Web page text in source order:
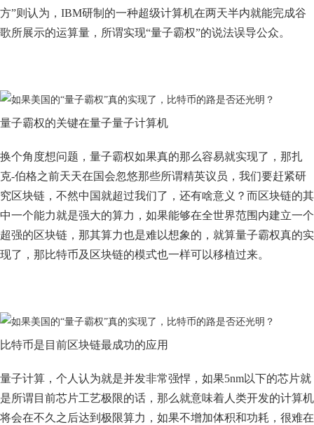
方”则认为，IBM研制的一种超级计算机在两天半内就能完成谷
歌所展示的运算量，所谓实现“量子霸权”的说法误导公众。
量子霸权的关键在量子量子计算机
换个角度想问题，量子霸权如果真的那么容易就实现了，那扎
克-伯格之前天天在国会忽悠那些所谓精英议员，我们要赶紧研
究区块链，不然中国就超过我们了，还有啥意义？而区块链的其
中一个能力就是强大的算力，如果能够在全世界范围内建立一个
超强的区块链，那其算力也是难以想象的，就算量子霸权真的实
现了，那比特币及区块链的模式也一样可以移植过来。
比特币是目前区块链最成功的应用
量子计算，个人认为就是并发非常强悍，如果5nm以下的芯片就
是所谓目前芯片工艺极限的话，那么就意味着人类开发的计算机
将会在不久之后达到极限算力，如果不增加体积和功耗，很难在